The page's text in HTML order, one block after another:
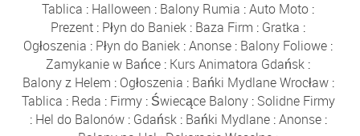
Tablica : Halloween : Balony Rumia :Auto Moto :
Prezent : Płyn do Baniek : Baza Firm : Gratka :
Ogłoszenia : Płyn do Baniek :Anonse : Balony Foliowe :
Zamykanie w Bańce : Kurs Animatora Gdańsk :
Balony z Helem : Ogłoszenia : Bańki Mydlane Wrocław:
Tablica : Reda : Firmy: Świecące Balony: Solidne Firmy
: Hel do Balonów: Gdańsk: Bańki Mydlane:Anonse: